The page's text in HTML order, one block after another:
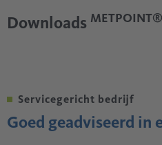
Downloads METPOINT®
Servicegericht bedrijf
Goed geadviseerd in